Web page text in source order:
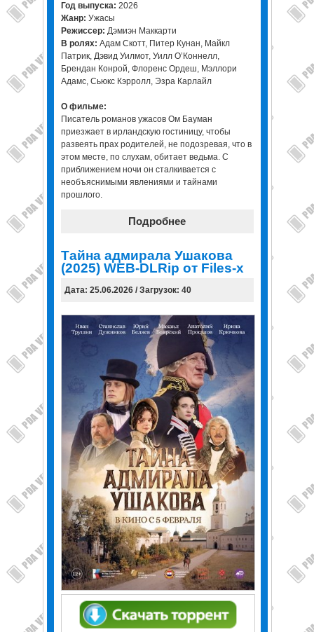
Год выпуска: 2026
Жанр: Ужасы
Режиссер: Дэмиэн Маккарти
В ролях: Адам Скотт, Питер Кунан, Майкл
Патрик, Дэвид Уилмот, Уилл О’Коннелл,
Брендан Конрой, Флоренс Ордеш, Мэллори
Адамс, Сьюкс Кэрролл, Эзра Карлайл
О фильме:
Писатель романов ужасов Ом Бауман
приезжает в ирландскую гостиницу, чтобы
развеять прах родителей, не подозревая, что в
этом месте, по слухам, обитает ведьма. С
приближением ночи он сталкивается с
необъяснимыми явлениями и тайнами
прошлого.
Подробнее
Тайна адмирала Ушакова
(2025) WEB-DLRip от Files-x
Дата: 25.06.2026 / Загрузок: 40